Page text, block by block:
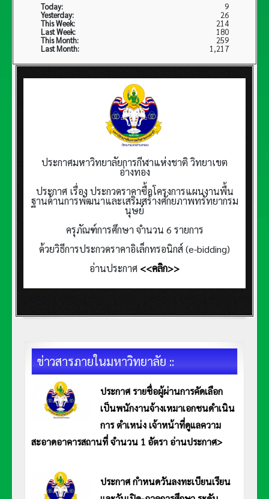
Today:
9
Yesterday:
26
This Week:
214
Last Week:
180
This Month:
259
Last Month:
1,217
ประกาศมหาวิทยาลัยการกีฬาแห่งชาติ วิทยาเขต
อ่างทอง
ประกาศ เรื่อง ประกวดราคาซื้อโครงการแผนงานพื้น
ฐานด้านการพัฒนาและเสริมสร้างศักยภาพทรัทยากรม
นุษย์
ครุภัณฑ์การศึกษา จำนวน 6 รายการ
ด้วยวิธีการประกวดราคาอิเล็กทรอนิกส์ (e-bidding)
อ่านประกาศ <<คลิก>>
ข่าวสารภายในมหาวิทยาลัย ::
ประกาศ รายชื่อผู้ผ่านการคัดเลือก
เป็นพนักงานจ้างเหมาเอกชนดำเนิน
การ ตำเหน่ง เจ้าหน้าที่ดูแลความ
สะอาดอาคารสถานที่ จำนวน 1 อัตรา อ่านประกาศ>
ประกาศ กำหนดวันลงทะเบียนเรียน